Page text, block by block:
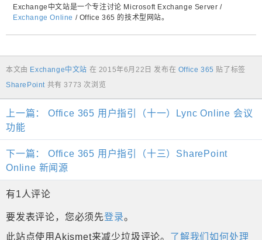
Exchange中文站是一个专注讨论 Microsoft Exchange Server /
Exchange Online / Office 365 的技术型网站。
本文由 Exchange中文站 在 2015年6月22日 发布在 Office 365 贴了标签
SharePoint 共有 3773 次浏览
上一篇：
Office 365 用户指引（十一）Lync Online 会议
功能
下一篇：
Office 365 用户指引（十三）SharePoint
Online 新闻源
有1人评论
要发表评论，您必须先登录。
此站点使用Akismet来减少垃圾评论。 了解我们如何处理